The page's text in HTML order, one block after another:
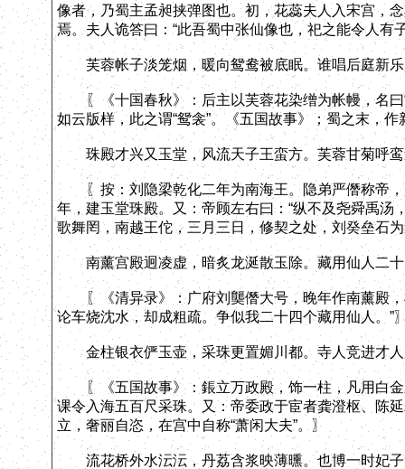
像者，乃蜀主孟昶挟弹图也。初，花蕊夫人入宋宫，
焉。夫人诡答曰：“此吾蜀中张仙像也，祀之能令人有
芙蓉帐子淡笼烟，暖向鸳鸯被底眠。谁唱后庭新乐
〖《十国春秋》：后主以芙蓉花染缯为帐幔，名曰“
如云版样，此之谓“鸳衾”。《五国故事》；蜀之末，
珠殿才兴又玉堂，风流天子王蛮方。芙蓉甘菊呼鸾
〖按：刘隐梁乾化二年为南海王。隐弟严僭称帝，
年，建玉堂珠殿。又：帝顾左右曰：“纵不及尧舜禹汤
歌舞罔，南越王佗，三月三日，修契之处，刘癸垒石
南薰宫殿迥凌虚，暗炙龙涎散玉除。藏用仙人二十
〖《清异录》：广府刘龑僭大号，晚年作南薰殿，
论车烧沈水，却成粗疏。争似我二十四个藏用仙人。”
金柱银衣俨玉壶，采珠更置媚川都。寺人竞进才人
〖《五国故事》：鋹立万政殿，饰一柱，凡用白金
课令入海五百尺采珠。又：帝委政于宦者龚澄枢、陈
立，奢丽自恣，在宫中自称“萧闲大夫”。〗
流花桥外水沄沄，丹荔含浆映薄曛。也博一时妃子